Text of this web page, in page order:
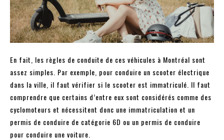
En fait, les règles de conduite de ces véhicules à Montréal sont
assez simples. Par exemple, pour conduire un scooter électrique
dans la ville, il faut vérifier si le scooter est immatriculé. Il faut
comprendre que certains d’entre eux sont considérés comme des
cyclomoteurs et nécessitent donc une immatriculation et un
permis de conduire de catégorie 6D ou un permis de conduire
pour conduire une voiture.